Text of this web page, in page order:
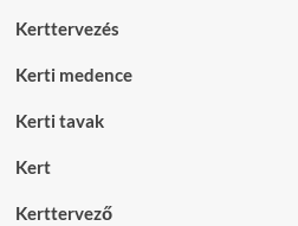
Kerttervezés
Kerti medence
Kerti tavak
Kert
Kerttervező